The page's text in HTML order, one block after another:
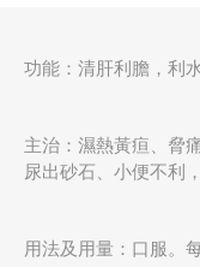
功能：清肝利膽，利
主治：濕熱黃疸、脅
尿出砂石、小便不利
用法及用量：口服